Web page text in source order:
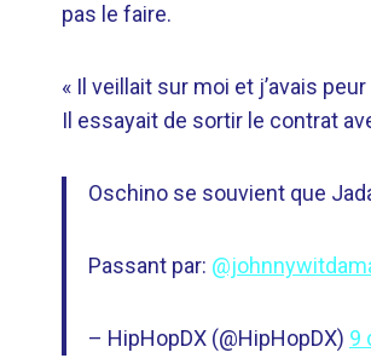
pas le faire.
« Il veillait sur moi et j’avais
Il essayait de sortir le contrat
Oschino se souvient que
Passant par:
– HipHopDX (@HipHopDX) 9